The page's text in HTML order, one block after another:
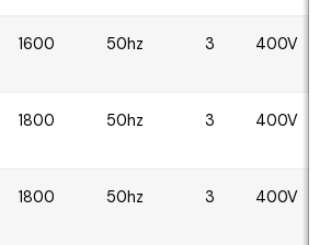
1600 50hz 3 400V
1800 50hz 3 400V
1800 50hz 3 400V